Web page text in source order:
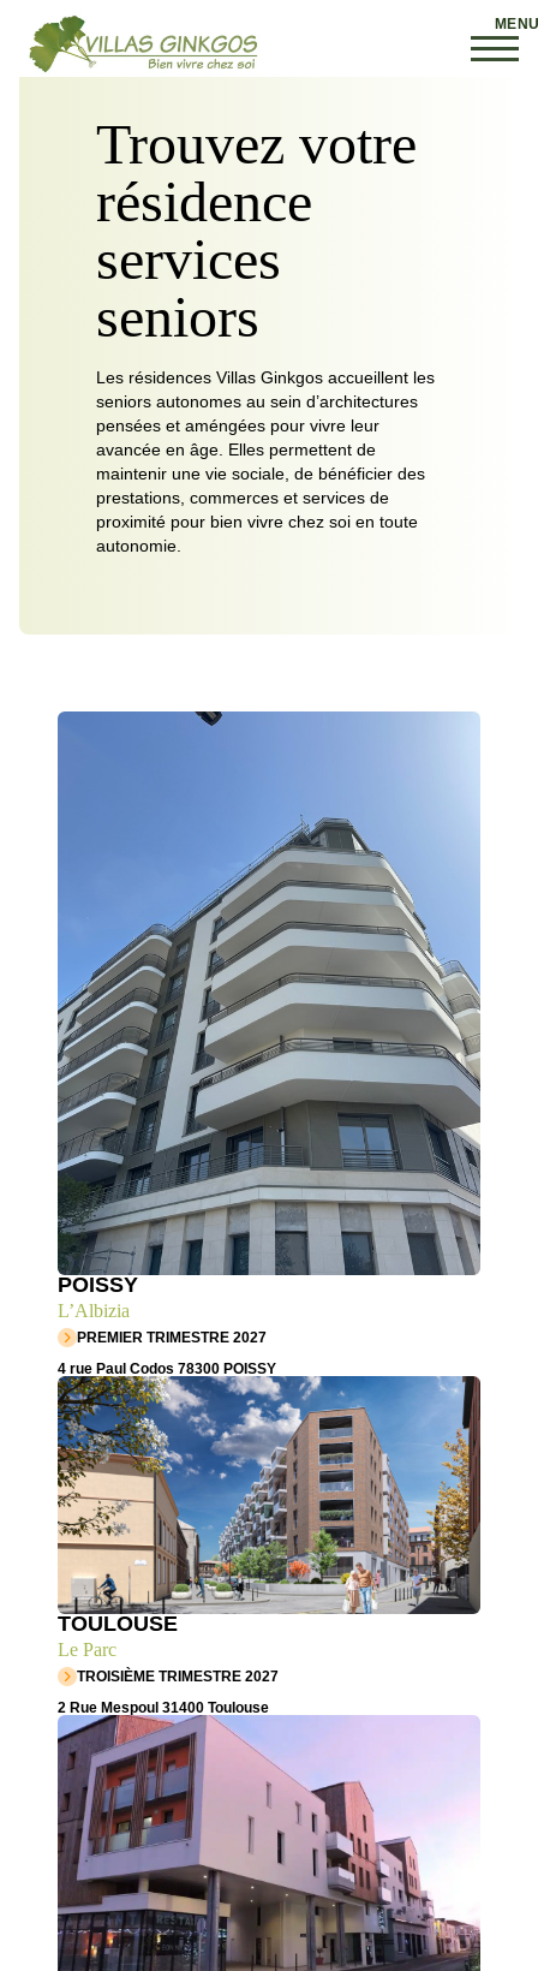
Trouvez votre
résidence
services
seniors
Les résidences Villas Ginkgos accueillent les
seniors autonomes au sein d’architectures
pensées et améngées pour vivre leur
avancée en âge. Elles permettent de
maintenir une vie sociale, de bénéficier des
prestations, commerces et services de
proximité pour bien vivre chez soi en toute
autonomie.
POISSY
L’Albizia
PREMIER TRIMESTRE 2027
4 rue Paul Codos 78300 POISSY
TOULOUSE
Le Parc
TROISIÈME TRIMESTRE 2027
2 Rue Mespoul 31400 Toulouse